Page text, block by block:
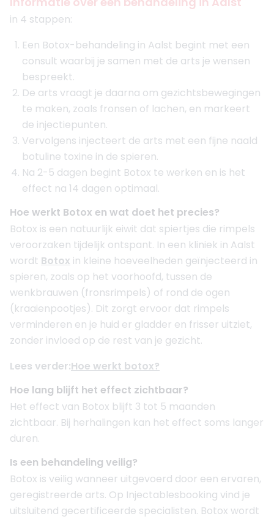
in 4 stappen:
Een Botox-behandeling in Aalst begint met een
consult waarbij je samen met de arts je wensen
bespreekt.
De arts vraagt je daarna om gezichtsbewegingen
te maken, zoals fronsen of lachen, en markeert
de injectiepunten.
Vervolgens injecteert de arts met een fijne naald
botuline toxine in de spieren.
Na 2-5 dagen begint Botox te werken en is het
effect na 14 dagen optimaal.
Hoe werkt Botox en wat doet het precies?
Botox is een natuurlijk eiwit dat spiertjes die rimpels
veroorzaken tijdelijk ontspant. In een kliniek in Aalst
wordt Botox in kleine hoeveelheden geïnjecteerd in
spieren, zoals op het voorhoofd, tussen de
wenkbrauwen (fronsrimpels) of rond de ogen
(kraaienpootjes). Dit zorgt ervoor dat rimpels
verminderen en je huid er gladder en frisser uitziet,
zonder invloed op de rest van je gezicht.
Lees verder:Hoe werkt botox?
Hoe lang blijft het effect zichtbaar?
Het effect van Botox blijft 3 tot 5 maanden
zichtbaar. Bij herhalingen kan het effect soms langer
duren.
Is een behandeling veilig?
Botox is veilig wanneer uitgevoerd door een ervaren,
geregistreerde arts. Op Injectablesbooking vind je
uitsluitend gecertificeerde specialisten. Botox wordt